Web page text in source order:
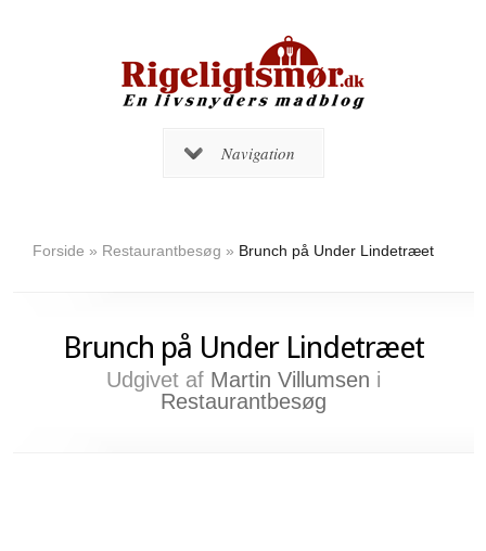
Navigation
Forside » Restaurantbesøg » Brunch på Under Lindetræet
Brunch på Under Lindetræet
Udgivet af Martin Villumsen i
Restaurantbesøg